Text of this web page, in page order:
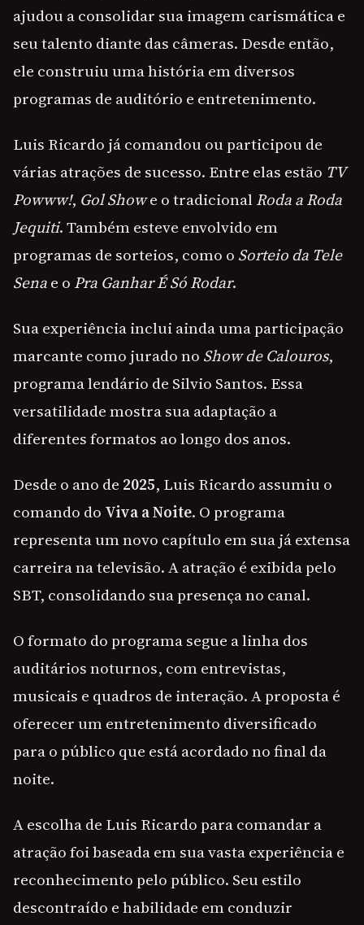
ajudou a consolidar sua imagem carismática e
seu talento diante das câmeras. Desde então,
ele construiu uma história em diversos
programas de auditório e entretenimento.
Luis Ricardo já comandou ou participou de
várias atrações de sucesso. Entre elas estão TV
Powww!, Gol Showe o tradicionalRoda a Roda
Jequiti. Também esteve envolvido em
programas de sorteios, como o Sorteio da Tele
Senae o Pra Ganhar É Só Rodar.
Sua experiência inclui ainda uma participação
marcante como jurado no Show de Calouros,
programa lendário de Silvio Santos. Essa
versatilidade mostra sua adaptação a
diferentes formatos ao longo dos anos.
Desde o ano de 2025, Luis Ricardo assumiu o
comando do Viva a Noite. O programa
representa um novo capítulo em sua já extensa
carreira na televisão. A atração é exibida pelo
SBT, consolidando sua presença no canal.
O formato do programa segue a linha dos
auditários noturnos, com entrevistas,
musicais e quadros de interação. A proposta é
oferecer um entretenimento diversificado
para o público que está acordado no final da
noite.
A escolha de Luis Ricardo para comandar a
atração foi baseada em sua vasta experiência e
reconhecimento pelo público. Seu estilo
descontraído e habilidade em conduzir